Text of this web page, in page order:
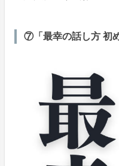
⑦「最幸の話し方 初